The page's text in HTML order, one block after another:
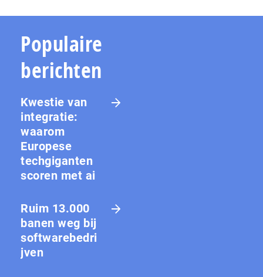
Populaire
berichten
Kwestie van
integratie:
waarom
Europese
techgiganten
scoren met ai
Ruim 13.000
banen weg bij
softwarebedri
jven